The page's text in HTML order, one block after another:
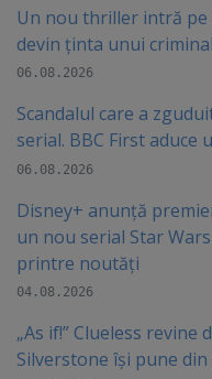
Un nou thriller intră pe
devin ținta unui
06.08.2026
Scandalul care a
serial. BBC First
06.08.2026
Disney+ anunță
un nou serial Star
printre noutăți
04.08.2026
„As if!” Clueless revine
Silverstone își pune